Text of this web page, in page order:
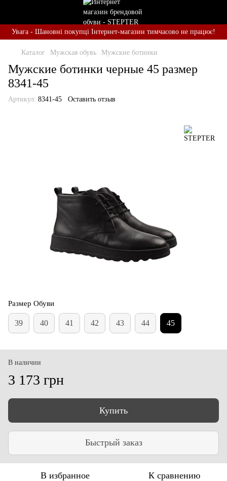
Увага - Шановні покупці Інтернет-магазин тимчасово не працює!
Каталог Мужская обувь Мужские ботинки
Мужские ботинки черные 45 размер
8341-45
Артикул: 8341-45 Оставить отзыв
Размер Обуви
39 40 41 42 43 44 45
В наличии
3 173 грн
Купить
Быстрый заказ
В избранное К сравнению